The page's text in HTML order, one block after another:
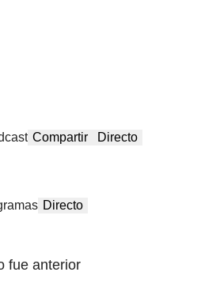
Compartir Directo
Directo
fue anterior